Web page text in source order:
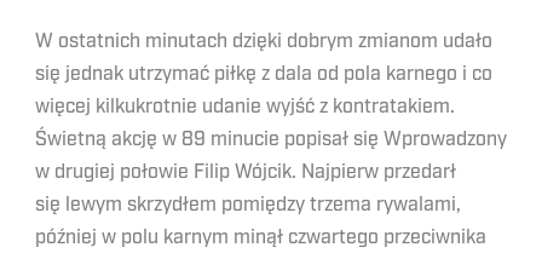
W ostatnich minutach dzięki dobrym zmianom udało
się jednak utrzymać piłkę z dala od pola karnego i co
więcej kilkukrotnie udanie wyjść z kontratakiem.
Świetną akcję w 89 minucie popisał się Wprowadzony
w drugiej połowie Filip Wójcik. Najpierw przedarł
się lewym skrzydłem pomiędzy trzema rywalami,
później w polu karnym minął czwartego przeciwnika